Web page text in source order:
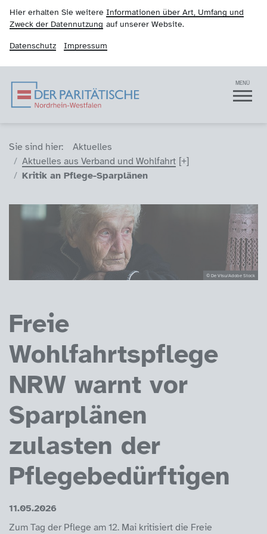
Hier erhalten Sie weitere Informationen über Art, Umfang und
Zweck der Datennutzung auf unserer Website.
Datenschutz Impressum
Der Paritätische NRW
Navigation MENÜ
Sie sind hier (Breadcrumb)
Sie sind hier:
Aktuelles
Aktuelles aus Verband und Wohlfahrt
Kritik an Pflege-Sparplänen
© De Visu/Adobe Stock
Freie
Wohlfahrtspflege
NRW warnt vor
Sparplänen
zulasten der
Pflegebedürftigen
11.05.2026
Zum Tag der Pflege am 12. Mai kritisiert die Freie